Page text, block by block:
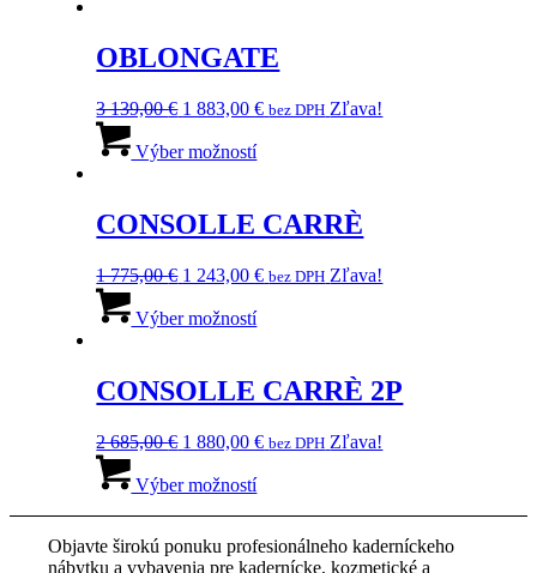
variantov.
Možnosti
môžete
na
OBLONGATE
3 139,00€ Pôvodná
bola:
1 883,00€Aktuálna
bez DPH Zľava!
Výber možnostíprodukt
variantov.
Možnosti
môžete
na
CONSOLLE CARRÈ
1 775,00€ Pôvodná
bola:
1 243,00€Aktuálna
bez DPH Zľava!
Výber možnostíprodukt
variantov.
Možnosti
môžete
na
stránke
CONSOLLE CARRÈ 2P
2 685,00€ Pôvodná
bola:
1 880,00€Aktuálna
bez DPH Zľava!
Výber možnostíprodukt
variantov.
Objavte širokú ponuku profesionálneho kaderníckeho
nábytku a vybavenia pre kadernícke, kozmetické a